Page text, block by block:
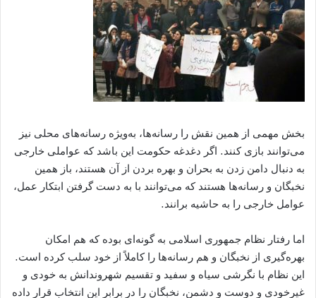
بخش مهمی از همین نقش را رسانه‌ها، به‌ویژه رسانه‌های محلی نیز
می‌توانند بازی کنند. اگر دغدغه حکومت این باشد که عواملی خارجی
به دنبال دامن زدن به بحران و بهره بردن از آن هستند، باز همین
نخبگان و رسانه‌ها هستند که می‌توانند با به دست گرفتن ابتکار عمل،
عوامل خارجی را به حاشیه برانند.
اما رفتار نظام جمهوری اسلامی به گونه‌ای بوده که هم امکان
بهره‌گیری از نخبگان و هم رسانه‌ها را کاملاً از خود سلب کرده است.
این نظام با نگرشی سیاه و سفید و تقسیم شهروندانش به خودی و
غیرخودی و دوست و دشمن، نخبگان را در برابر این انتخاب قرار داده